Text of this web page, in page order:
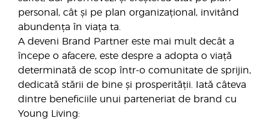
personal, cât și pe plan organizațional, invitând
abundența în viața ta.
A deveni Brand Partner este mai mult decât a
începe o afacere, este despre a adopta o viață
determinată de scop într-o comunitate de sprijin,
dedicată stării de bine și prosperității. Iată câteva
dintre beneficiile unui parteneriat de brand cu
Young Living: